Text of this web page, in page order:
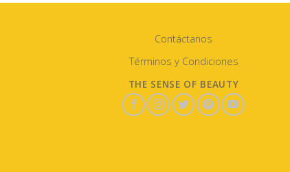
Contáctanos
Términos y Condiciones
THE SENSE OF BEAUTY